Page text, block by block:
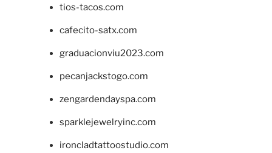
tios-tacos.com
cafecito-satx.com
graduacionviu2023.com
pecanjackstogo.com
zengardendayspa.com
sparklejewelryinc.com
ironcladtattoostudio.com